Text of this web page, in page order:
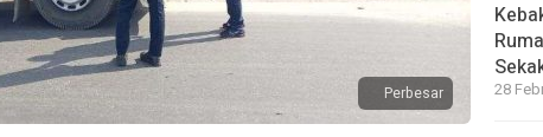
Perbesar 28